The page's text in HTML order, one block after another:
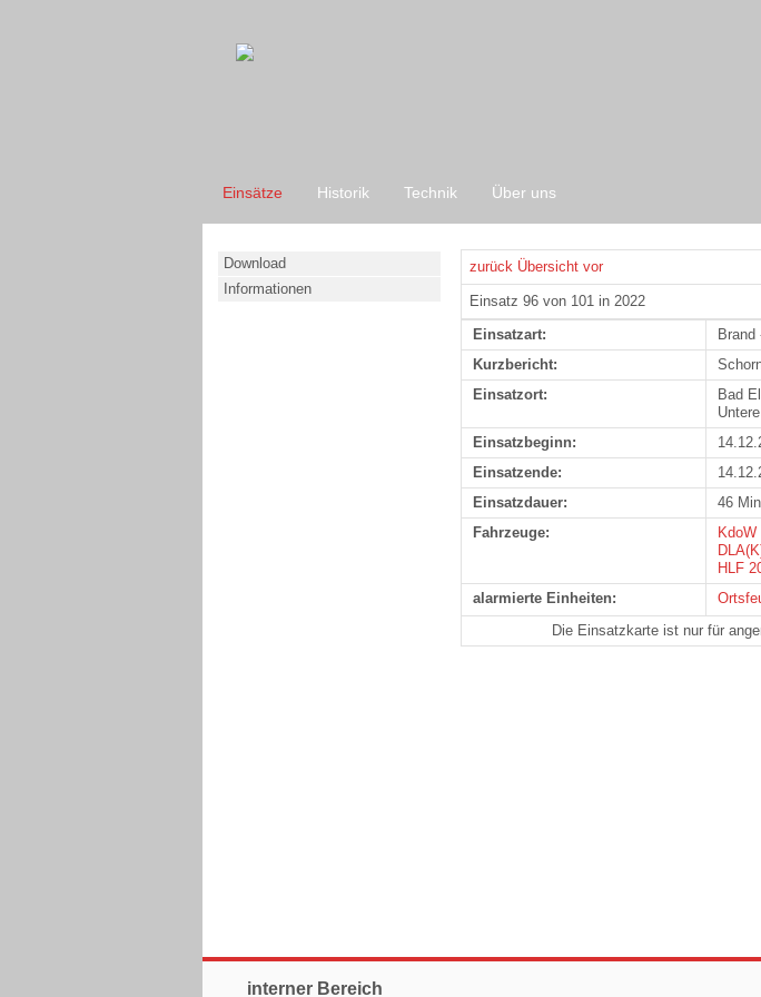
Einsätze Historik Technik Über uns
Download
Informationen
zurück Übersicht vor
Einsatz 96 von 101 in 2022
Einsatzart:
Brand
Kurzbericht:
Einsatzort:
Bad
Einsatzbeginn:
Einsatzende:
Einsatzdauer:
46
Fahrzeuge:
KdoW
HLF
alarmierte Einheiten:
Die Einsatzkarte ist nur für
interner Bereich